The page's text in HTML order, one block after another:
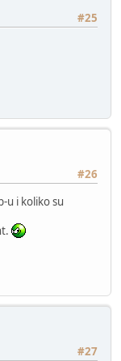
#25
#26
u i koliko su
#27